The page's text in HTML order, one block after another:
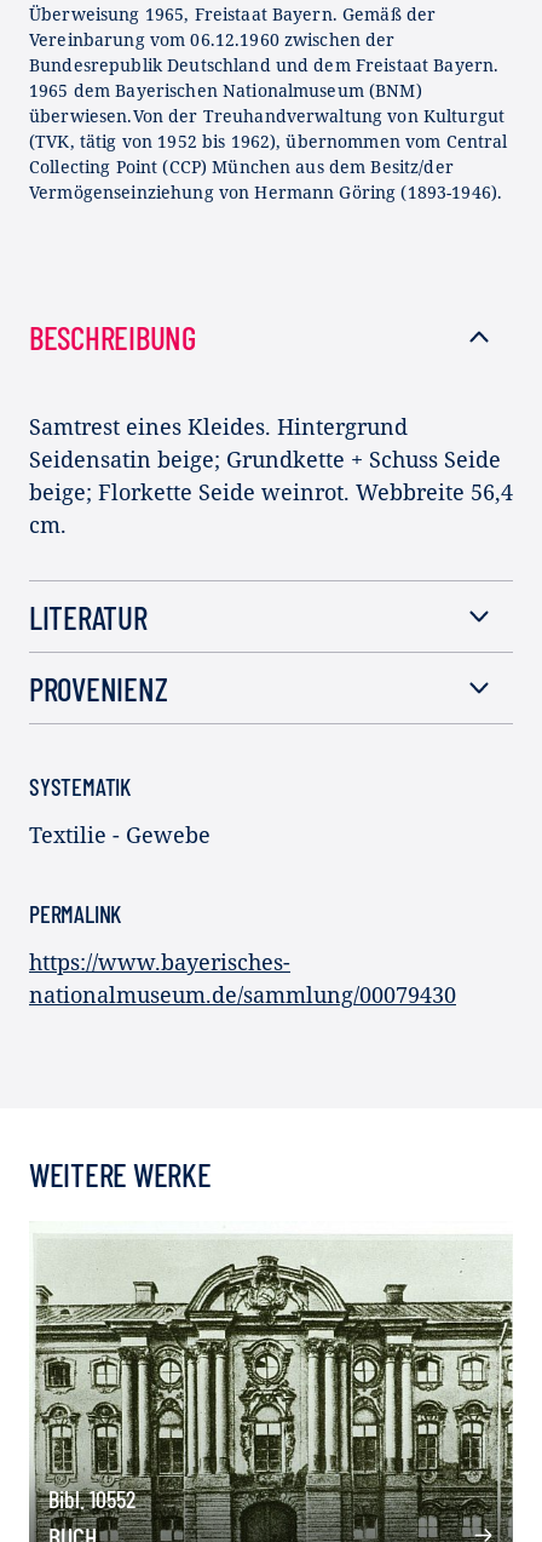
Überweisung 1965, Freistaat Bayern. Gemäß der
Vereinbarung vom 06.12.1960 zwischen der
Bundesrepublik Deutschland und dem Freistaat Bayern.
1965 dem Bayerischen Nationalmuseum (BNM)
überwiesen.Von der Treuhandverwaltung von Kulturgut
(TVK, tätig von 1952 bis 1962), übernommen vom Central
Collecting Point (CCP) München aus dem Besitz/der
Vermögenseinziehung von Hermann Göring (1893-1946).
BESCHREIBUNG
Samtrest eines Kleides. Hintergrund
Seidensatin beige; Grundkette + Schuss Seide
beige; Florkette Seide weinrot. Webbreite 56,4
cm.
LITERATUR
PROVENIENZ
SYSTEMATIK
Textilie - Gewebe
PERMALINK
https://www.bayerisches-
nationalmuseum.de/sammlung/00079430
WEITERE WERKE
Bibl. 10552
BUCH